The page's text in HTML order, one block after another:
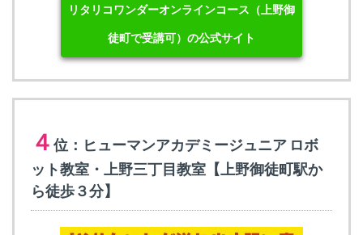
リタリコワンダーオンラインコース（上野御
徒町で受講可）の公式サイト
４ 位：ヒューマンアカデミージュニア ロボ
ット教室・上野三丁目教室【上野御徒町駅か
ら徒歩３分】